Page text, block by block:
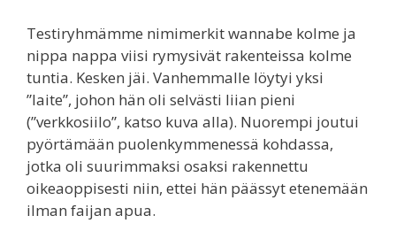
Testiryhmämme nimimerkit wannabe kolme ja
nippa nappa viisi rymysivät rakenteissa kolme
tuntia. Kesken jäi. Vanhemmalle löytyi yksi
”laite”, johon hän oli selvästi liian pieni
(”verkkosiilo”, katso kuva alla). Nuorempi joutui
pyörtämään puolenkymmenessä kohdassa,
jotka oli suurimmaksi osaksi rakennettu
oikeaoppisesti niin, ettei hän päässyt etenemään
ilman faijan apua.